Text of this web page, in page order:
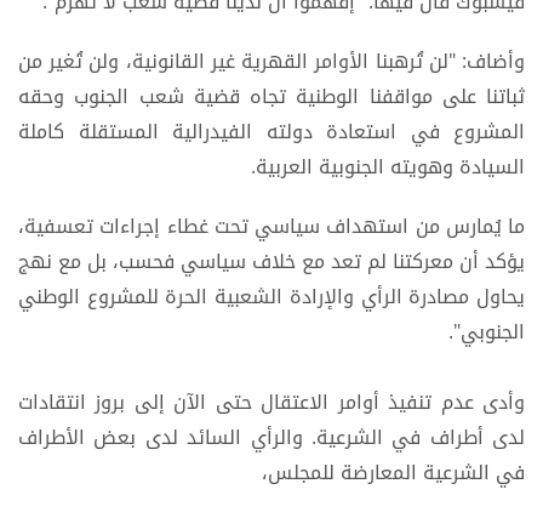
وأضاف: "‏لن تُرهبنا الأوامر القهرية غير القانونية، ولن تُغير من
ثباتنا على مواقفنا الوطنية تجاه قضية شعب الجنوب وحقه
المشروع في استعادة دولته الفيدرالية المستقلة كاملة
السيادة وهويته الجنوبية العربية.
ما يُمارس من استهداف سياسي تحت غطاء إجراءات تعسفية،
يؤكد أن معركتنا لم تعد مع خلاف سياسي فحسب، بل مع نهج
يحاول مصادرة الرأي والإرادة الشعبية الحرة للمشروع الوطني
الجنوبي".
وأدى عدم تنفيذ أوامر الاعتقال حتى الآن إلى بروز انتقادات
لدى أطراف في الشرعية. والرأي السائد لدى بعض الأطراف
في الشرعية المعارضة للمجلس،